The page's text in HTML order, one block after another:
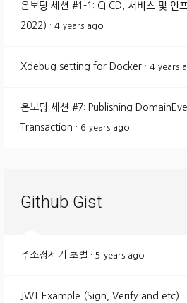
온보딩 세션 #1-1: CI CD, 서비스 및
2022) · 4 years ago
Xdebug setting for Docker · 4 years
온보딩 세션 #7: Publishing
Transaction · 6 years ago
Github Gist
주소정제기 초벌 · 5 years ago
JWT Example (Sign, Verify and etc) ·